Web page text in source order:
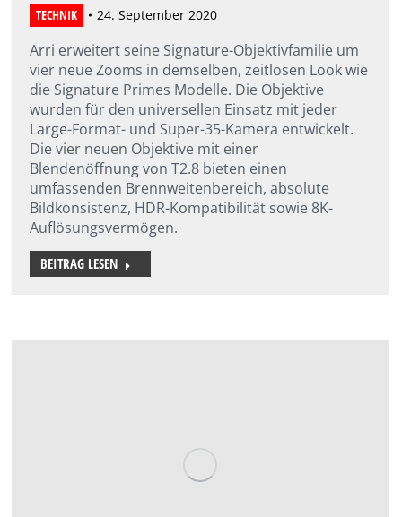
TECHNIK 24. September 2020
Arri erweitert seine Signature-Objektivfamilie um
vier neue Zooms in demselben, zeitlosen Look wie
die Signature Primes Modelle. Die Objektive
wurden für den universellen Einsatz mit jeder
Large-Format- und Super-35-Kamera entwickelt.
Die vier neuen Objektive mit einer
Blendenöffnung von T2.8 bieten einen
umfassenden Brennweitenbereich, absolute
Bildkonsistenz, HDR-Kompatibilität sowie 8K-
Auflösungsvermögen.
BEITRAG LESEN